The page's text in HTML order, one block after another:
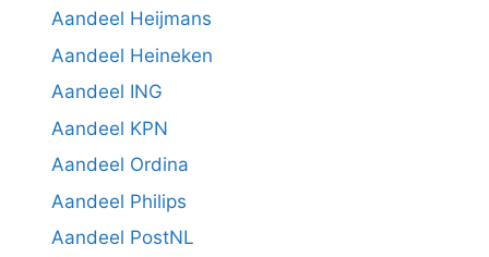
Aandeel Heijmans
Aandeel Heineken
Aandeel ING
Aandeel KPN
Aandeel Ordina
Aandeel Philips
Aandeel PostNL